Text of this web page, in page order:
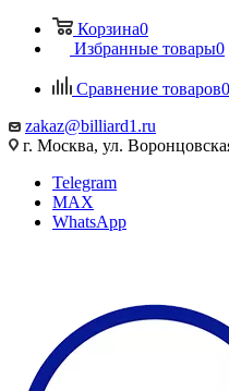
Корзина0
Избранные товары0
Сравнение товаров0
zakaz@billiard1.ru
г. Москва, ул.
Telegram
MAX
WhatsApp